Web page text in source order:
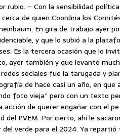
rubio. – Con la sensibilidad
de quien Coordina los
En gira de trabajo ayer
y que lo subió a la
Es la tercera ocasión que lo
ayer también y que levantó
sociales fue la tarugada y
de hace casi un año, en que
foto vieja” pero con un texto
acción de querer engañar con el
del PVEM. Por cierto, ahí le
verde para el 2024. Ya